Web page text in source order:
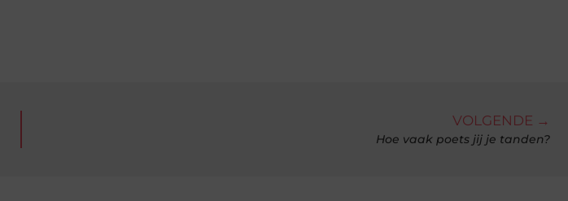
VOLGENDE →
Hoe vaak poets jij je tanden?